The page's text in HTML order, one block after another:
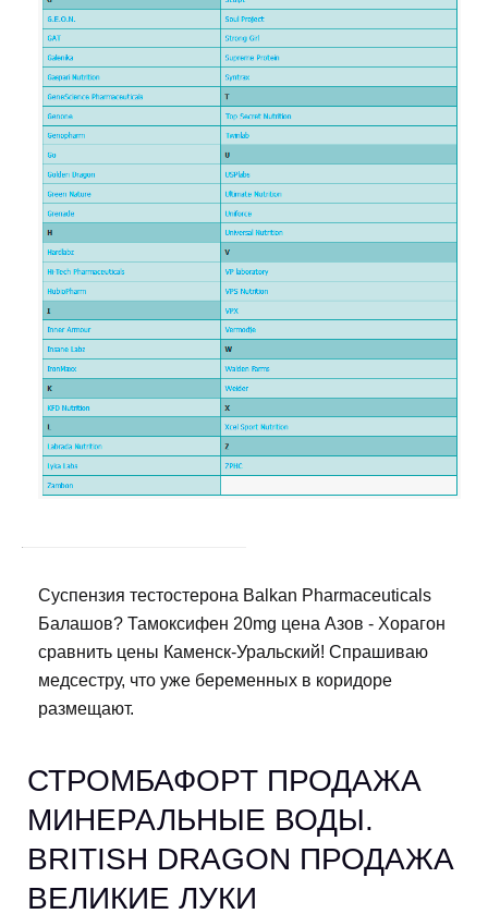
Суспензия тестостерона Balkan Pharmaceuticals
Балашов? Тамоксифен 20mg цена Азов - Хорагон
сравнить цены Каменск-Уральский! Спрашиваю
медсестру, что уже беременных в коридоре
размещают.
СТРОМБАФОРТ ПРОДАЖА
МИНЕРАЛЬНЫЕ ВОДЫ.
BRITISH DRAGON ПРОДАЖА
ВЕЛИКИЕ ЛУКИ